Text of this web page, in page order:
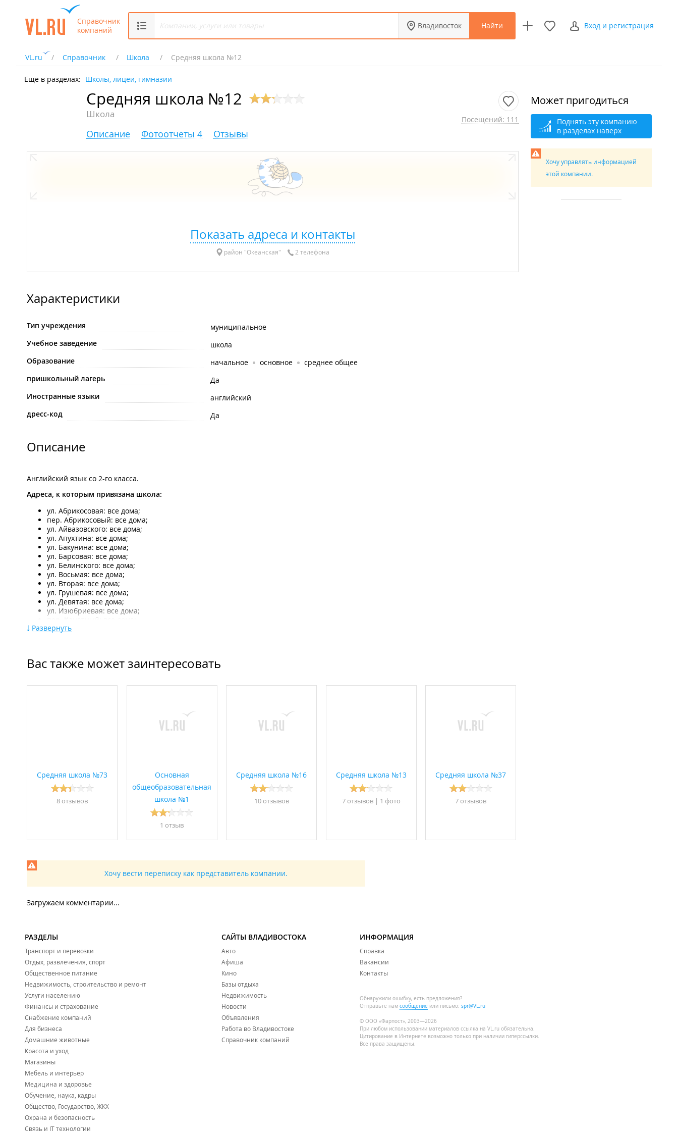
Справочник
компаний
Владивосток Найти Вход и регистрация
VL.ru Справочник Школа Средняя школа №12
Ещё в разделах: Школы, лицеи, гимназии
Средняя школа №12
Школа Посещений: 111
Описание Фотоотчеты 4 Отзывы
Показать адреса и контакты
район "Океанская" 2 телефона
Характеристики
Тип учреждения
муниципальное
Учебное заведение
школа
Образование
начальное основное
среднее общее
пришкольный лагерь
Да
Иностранные языки
английский
дресс-код
Да
Описание
Английский язык со 2-го класса.
Адреса, к которым привязана школа:
ул. Абрикосовая: все дома;
пер. Абрикосовый: все дома;
ул. Айвазовского: все дома;
ул. Апухтина: все дома;
ул. Бакунина: все дома;
ул. Барсовая: все дома;
ул. Белинского: все дома;
ул. Восьмая: все дома;
ул. Вторая: все дома;
ул. Грушевая: все дома;
ул. Девятая: все дома;
ул. Изюбриевая: все дома;
пер. Канатный: все дома;
ул. Клевера: все дома;
145, 161, 163, 169, 169а, 169/1, 171, 171а, 175, 179, 181, 185, 187б, 189, 191, 192, 192а, 193, 193а, 199, 205, 206а, 222, 228, 232, 240, 244, 248,
ул. Первая: все дома;
ул. Четвертая: все дома;
ул. Шевченко: все дома;
ул. Шестая: все дома;
ул. Штормовая: все дома;
изучением предметов эстетического цикла".
Развернуть
Вас также может заинтересовать
Средняя школа №73
8 отзывов
Основная
общеобразовательная
школа №1
1 отзыв
Средняя школа №16
10 отзывов
Средняя школа №13
7 отзывов| 1 фото
Средняя школа №37
7 отзывов
Хочу вести переписку как представитель компании.
Загружаем комментарии...
Может пригодиться
Поднять эту компанию
в разделах наверх
Хочу управлять информацией
этой компании.
РАЗДЕЛЫ
Транспорт и перевозки
Отдых, развлечения, спорт
Общественное питание
Недвижимость, строительство и ремонт
Услуги населению
Финансы и страхование
Снабжение компаний
Для бизнеса
Домашние животные
Красота и уход
Магазины
Мебель и интерьер
Медицина и здоровье
Обучение, наука, кадры
Общество, Государство, ЖКХ
Охрана и безопасность
Связь и IT технологии
САЙТЫ ВЛАДИВОСТОКА
Авто
Афиша
Кино
Базы отдыха
Недвижимость
Новости
Объявления
Работа во Владивостоке
Справочник компаний
ИНФОРМАЦИЯ
Справка
Вакансии
Контакты
Обнаружили ошибку, есть предложения?
Отправьте нам сообщение или письмо: spr@VL.ru
© ООО «Фарпост», 2003—2026
При любом использовании материалов ссылка на VL.ru обязательна.
Цитирование в Интернете возможно только при наличии гиперссылки.
Все права защищены.